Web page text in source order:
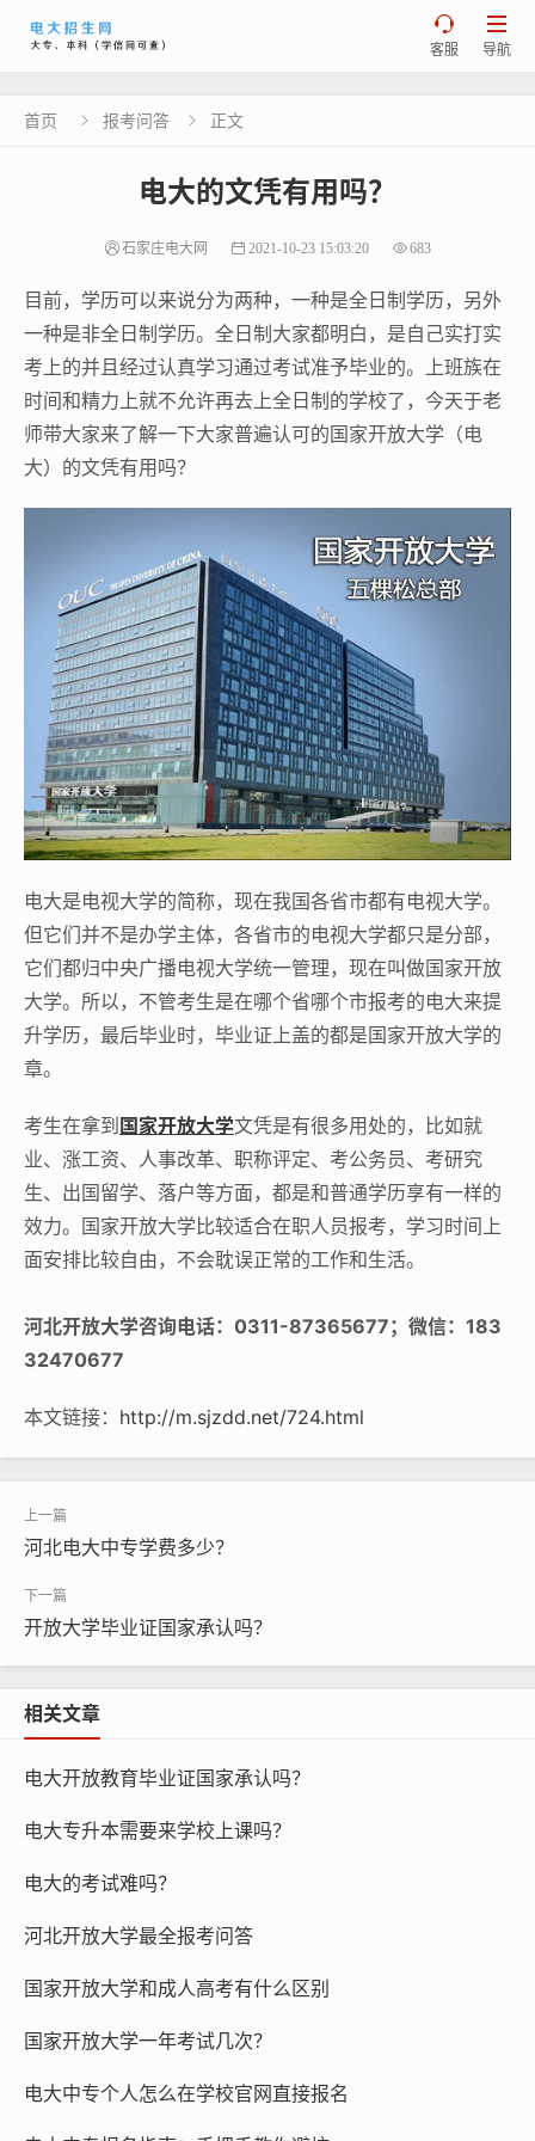

导航

客服
首页  报考问答  正文
电大的文凭有用吗？
石家庄电大网 2021-10-23 15:03:20 683
目前，学历可以来说分为两种，一种是全日制学历，另外
一种是非全日制学历。全日制大家都明白，是自己实打实
考上的并且经过认真学习通过考试准予毕业的。上班族在
时间和精力上就不允许再去上全日制的学校了，今天于老
师带大家来了解一下大家普遍认可的国家开放大学（电
大）的文凭有用吗？
电大是电视大学的简称，现在我国各省市都有电视大学。
但它们并不是办学主体，各省市的电视大学都只是分部，
它们都归中央广播电视大学统一管理，现在叫做国家开放
大学。所以，不管考生是在哪个省哪个市报考的电大来提
升学历，最后毕业时，毕业证上盖的都是国家开放大学的
章。
考生在拿到 国家开放大学文凭是有很多用处的，比如就
业、涨工资、人事改革、职称评定、考公务员、考研究
生、出国留学、落户等方面，都是和普通学历享有一样的
效力。国家开放大学比较适合在职人员报考，学习时间上
面安排比较自由，不会耽误正常的工作和生活。
河北开放大学咨询电话：0311-87365677；微信：183
32470677
本文链接： http://m.sjzdd.net/724.html
河北电大中专学费多少？
开放大学毕业证国家承认吗？
相关文章
电大开放教育毕业证国家承认吗？
电大专升本需要来学校上课吗？
电大的考试难吗？
河北开放大学最全报考问答
国家开放大学和成人高考有什么区别
国家开放大学一年考试几次？
电大中专个人怎么在学校官网直接报名